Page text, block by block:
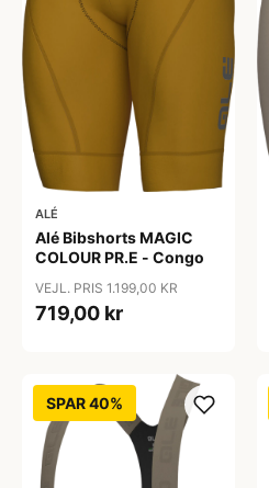
ALÉ
Alé Bibshorts MAGIC
COLOUR PR.E - Congo
VEJL. PRIS 1.199,00 KR
719,00 kr
SPAR 40%